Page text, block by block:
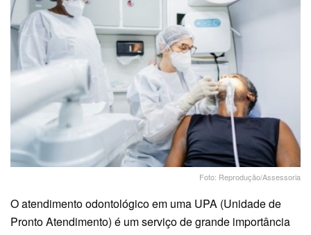
Foto: Reprodução/Assessoria
O atendimento odontológico em uma UPA (Unidade de
Pronto Atendimento) é um serviço de grande importância